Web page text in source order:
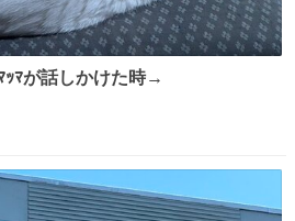
イが話しかけた時 ﾏｯﾏが話しかけた時→